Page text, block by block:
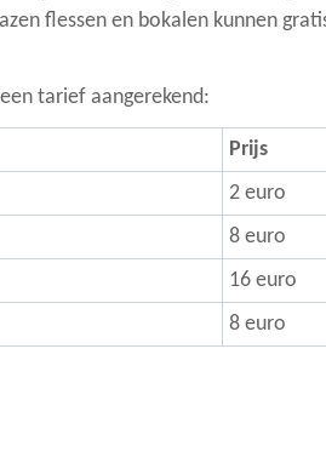
flessen en bokalen kunnen
tarief aangerekend:
Prijs
2 euro
8 euro
16 euro
8 euro